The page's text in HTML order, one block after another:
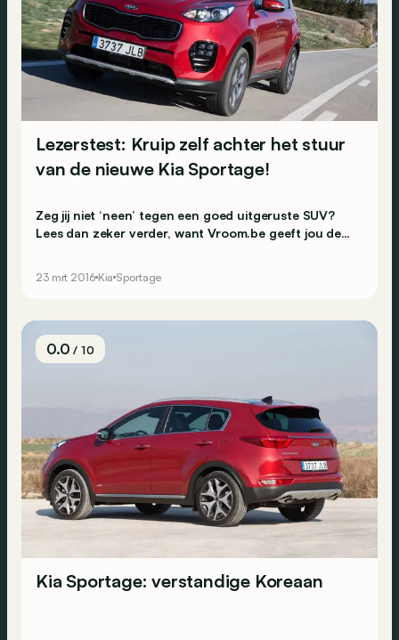
Lezerstest: Kruip zelf achter het stuur
van de nieuwe Kia Sportage!
Zeg jij niet ‘neen’ tegen een goed uitgeruste SUV?
Lees dan zeker verder, want Vroom.be geeft jou de
23 mrt 2016 Kia Sportage
0.0/ 10
Kia Sportage: verstandige Koreaan